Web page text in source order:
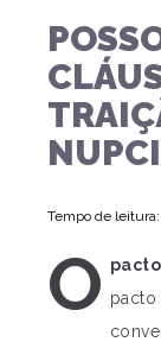
Tempo de
O